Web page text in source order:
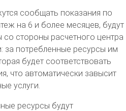
сообщать показания по
на 6 и более месяцев, будут
стороны расчетного центра
потребленные ресурсы им
будет соответствовать
что автоматически завысит
услуги.
ресурсы будут